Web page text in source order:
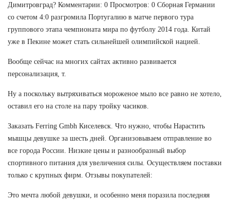
Димитровград? Комментарии: 0 Просмотров: 0 Сборная Германии
со счетом 4:0 разгромила Португалию в матче первого тура
группового этапа чемпионата мира по футболу 2014 года. Китай
уже в Пекине может стать сильнейшей олимпийской нацией.
Вообще сейчас на многих сайтах активно развивается
персонализация, т.
Ну а поскольку вытряхиваться мороженое мыло все равно не хотело,
оставил его на столе на пару тройку часиков.
Заказать Ferring Gmbh Киселевск. Что нужно, чтобы Нарастить
мышцы девушке за шесть дней. Организовываем отправление во
все города России. Низкие цены и разнообразный выбор
спортивного питания для увеличения силы. Осуществляем поставки
только с крупных фирм. Отзывы покупателей:
Это мечта любой девушки, и особенно меня поразила последняя